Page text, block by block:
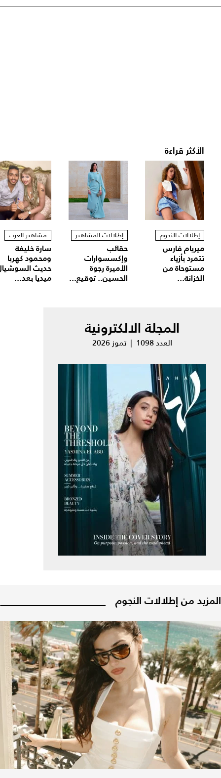
الأكثر قراءة
إطلالات النجوم
ميريام فارس
تتمرد بأزياء
مستوحاة من
الخزانة...
إطلالات المشاهير
حقائب
وإكسسوارات
الأميرة رجوة
الحسين.. توقيع...
مشاهير العرب
سارة خليفة
ومحمود كهربا
حديث
ميديا بعد...
المجلة الالكترونية
العدد 1098 | تموز 2026
المزيد من إطلالات النجوم